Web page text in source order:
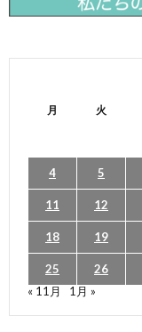
月 火
4 5
11 12
18 19
25 26
« 11月
1月 »